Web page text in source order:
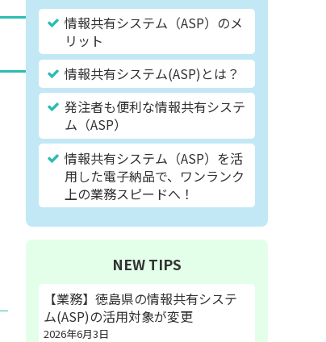
情報共有システム（ASP）のメ
リット
情報共有システム(ASP)とは？
発注者も便利な情報共有システ
ム（ASP）
情報共有システム（ASP）を活
用した電子納品で、ワンランク
上の業務スピードへ！
NEW TIPS
【業務】徳島県の情報共有システ
ム(ASP)の活用対象が変更
2026年6月3日